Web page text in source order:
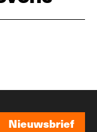
Nieuwsbrief